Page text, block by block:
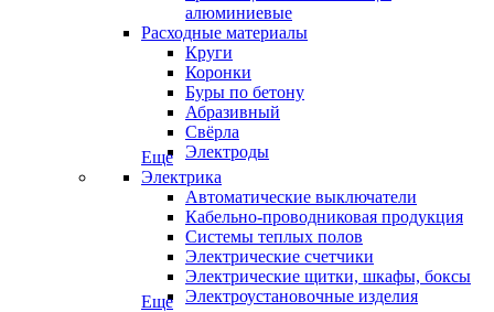
алюминиевые
Расходные материалы
Круги
Коронки
Буры по бетону
Абразивный
Свёрла
Электроды
Еще
Электрика
Автоматические выключатели
Кабельно-проводниковая продукция
Системы теплых полов
Электрические счетчики
Электрические щитки, шкафы, боксы
Электроустановочные изделия
Еще